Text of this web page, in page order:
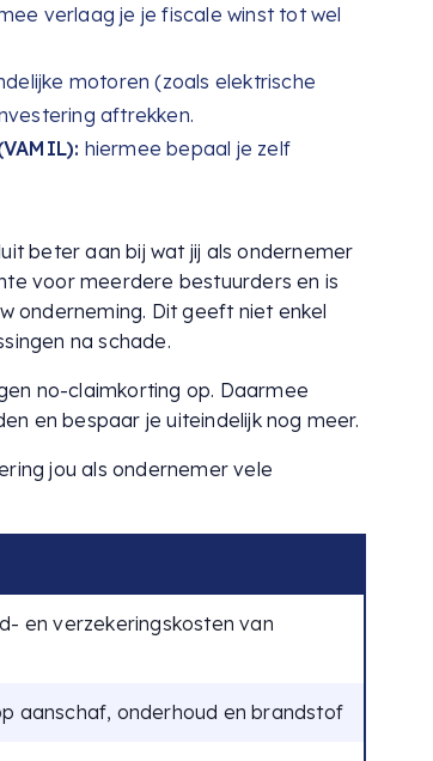
verlaag je je fiscale winst tot wel
motoren (zoals elektrische
aftrekken.
hiermee bepaal je zelf
beter aan bij wat jij als ondernemer
voor meerdere bestuurders en is
onderneming. Dit geeft niet enkel
na schade.
no-claimkorting op. Daarmee
en bespaar je uiteindelijk nog meer.
jou als ondernemer vele
en verzekeringskosten van
aanschaf, onderhoud en brandstof